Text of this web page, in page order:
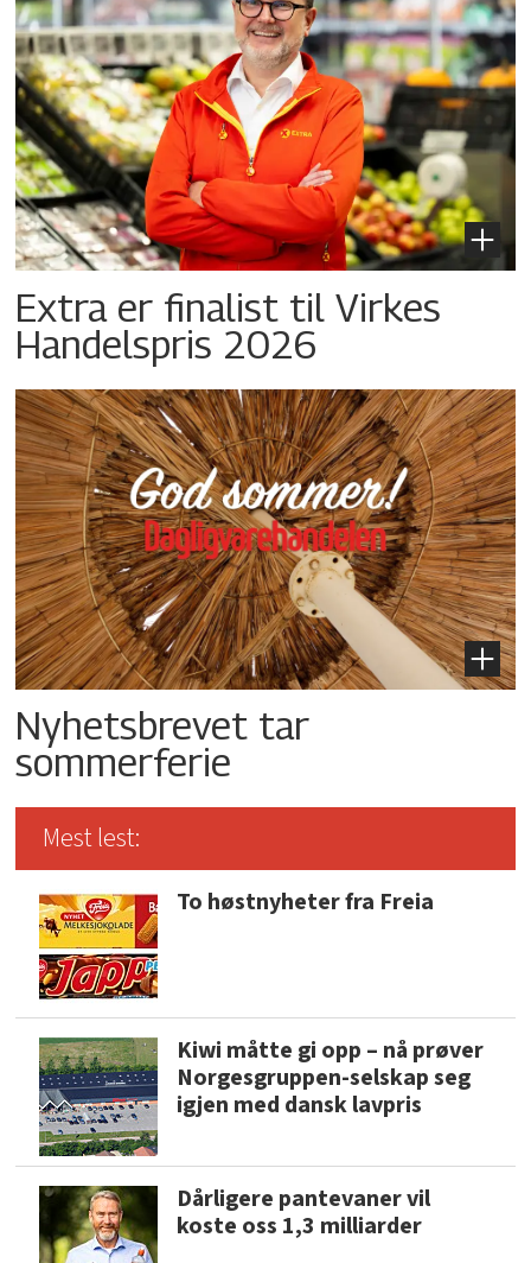
Extra er finalist til Virkes
Handelspris 2026
Nyhetsbrevet tar
sommerferie
Mest lest:
To høstnyheter fra Freia
Kiwi måtte gi opp – nå prøver
Norgesgruppen-selskap seg
igjen med dansk lavpris
Dårligere pantevaner vil
koste oss 1,3 milliarder